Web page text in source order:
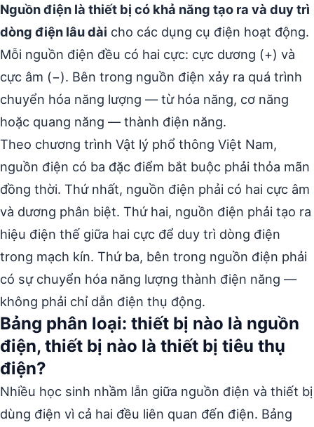
Nguồn điện là thiết bị có khả năng tạo ra và duy trì
dòng điện lâu dài cho các dụng cụ điện hoạt động.
Mỗi nguồn điện đều có hai cực: cực dương (+) và
cực âm (−). Bên trong nguồn điện xảy ra quá trình
chuyển hóa năng lượng — từ hóa năng, cơ năng
hoặc quang năng — thành điện năng.
Theo chương trình Vật lý phổ thông Việt Nam,
nguồn điện có ba đặc điểm bắt buộc phải thỏa mãn
đồng thời. Thứ nhất, nguồn điện phải có hai cực âm
và dương phân biệt. Thứ hai, nguồn điện phải tạo ra
hiệu điện thế giữa hai cực để duy trì dòng điện
trong mạch kín. Thứ ba, bên trong nguồn điện phải
có sự chuyển hóa năng lượng thành điện năng —
không phải chỉ dẫn điện thụ động.
Bảng phân loại: thiết bị nào là nguồn
điện, thiết bị nào là thiết bị tiêu thụ
điện?
Nhiều học sinh nhầm lẫn giữa nguồn điện và thiết bị
dùng điện vì cả hai đều liên quan đến điện. Bảng